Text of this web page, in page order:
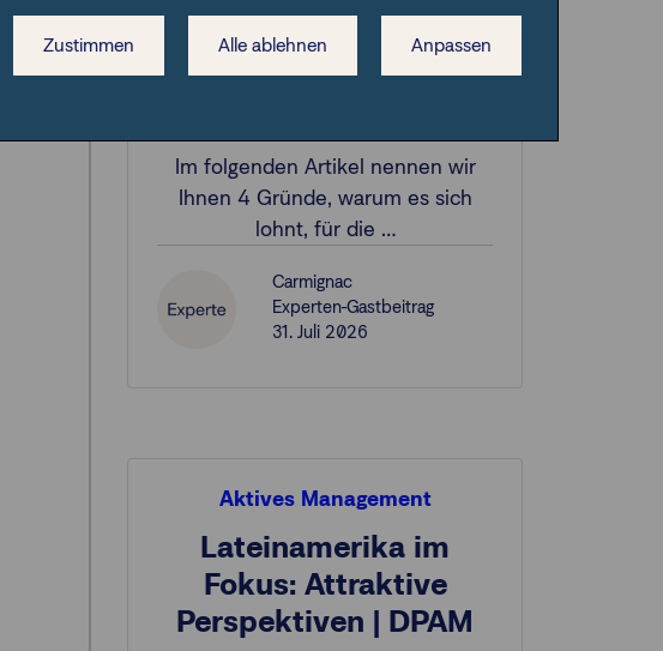
Carmignac Portfolio
Tech Solutions: jetzt
Im folgenden Artikel nennen wir
Ihnen 4 Gründe, warum es sich
lohnt, für die …
Carmignac
Experten-Gastbeitrag
31. Juli 2026
Aktives Management
Lateinamerika im
Fokus: Attraktive
Perspektiven | DPAM
Zustimmen Alle ablehnen Anpassen